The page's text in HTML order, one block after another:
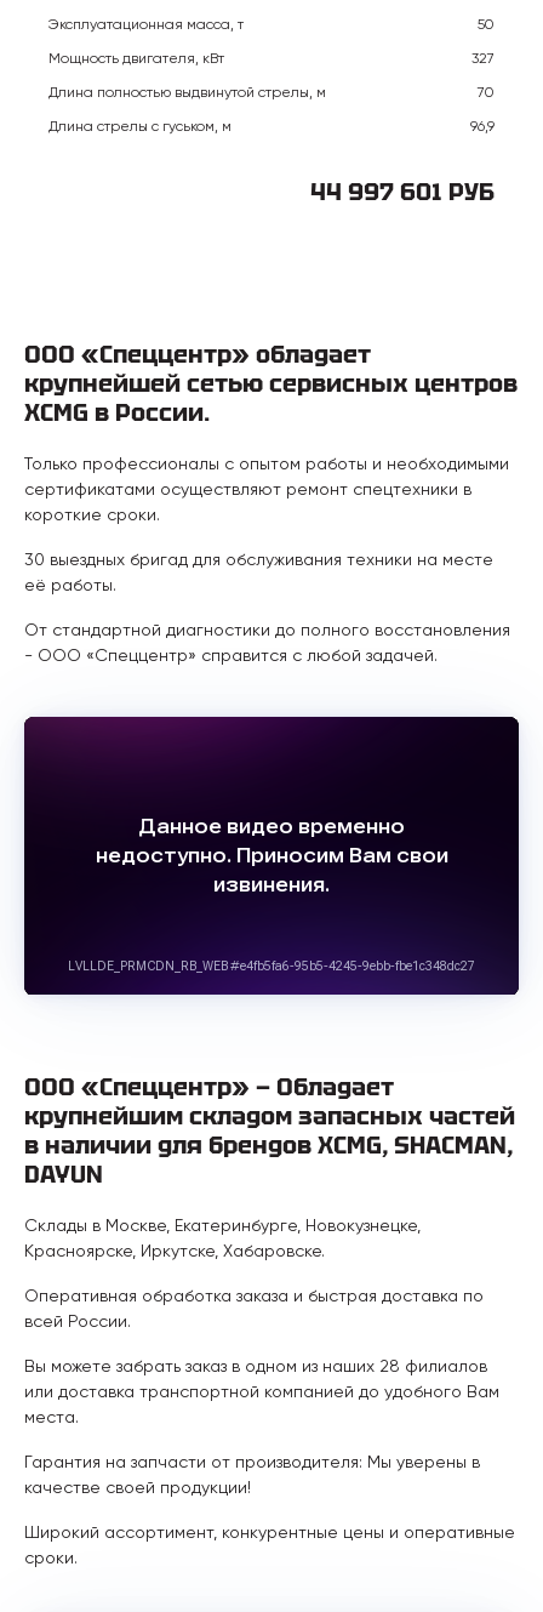
Эксплуатационная масса, т
50
Мощность двигателя, кВт
327
Длина полностью выдвинутой стрелы, м
70
Длина стрелы с гуськом, м
96,9
44 997 601 РУБ
ООО «Спеццентр» обладает
крупнейшей сетью сервисных центров
XCMG в России.
Только профессионалы с опытом работы и необходимыми
сертификатами осуществляют ремонт спецтехники в
короткие сроки.
30 выездных бригад для обслуживания техники на месте
её работы.
От стандартной диагностики до полного восстановления
- ООО «Спеццентр» справится с любой задачей.
ООО «Спеццентр» — Обладает
крупнейшим складом запасных частей
в наличии для брендов XCMG, SHACMAN,
DAYUN
Склады в Москве, Екатеринбурге, Новокузнецке,
Красноярске, Иркутске, Хабаровске.
Оперативная обработка заказа и быстрая доставка по
всей России.
Вы можете забрать заказ в одном из наших 28 филиалов
или доставка транспортной компанией до удобного Вам
места.
Гарантия на запчасти от производителя: Мы уверены в
качестве своей продукции!
Широкий ассортимент, конкурентные цены и оперативные
сроки.